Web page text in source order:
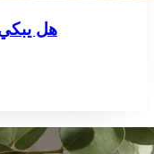
هل